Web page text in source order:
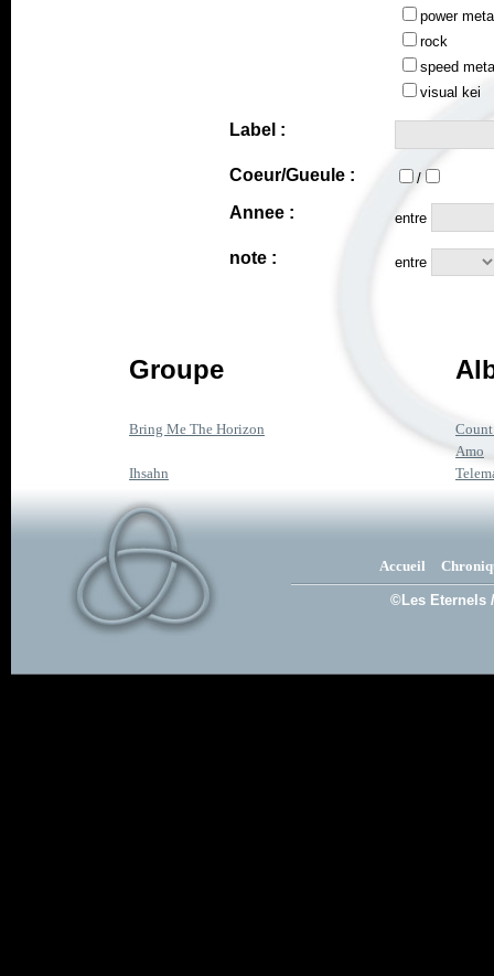
power
rock
speed
visual kei
Label :
Coeur/Gueule : /
Annee : entre
note : entre
Groupe
Bring Me The Horizon
Amo
Ihsahn
Accueil
©Les Eternels